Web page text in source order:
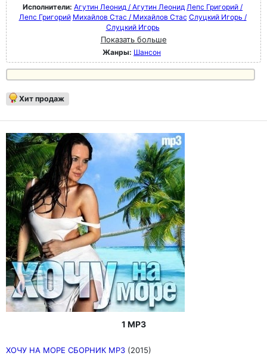
Исполнители: Агутин Леонид / Агутин Леонид Лепс Григорий /
Лепс Григорий Михайлов Стас / Михайлов Стас Слуцкий Игорь /
Слуцкий Игорь
Показать больше
Жанры: Шансон
Хит продаж
1 MP3
ХОЧУ НА МОРЕ СБОРНИК MP3 (2015)